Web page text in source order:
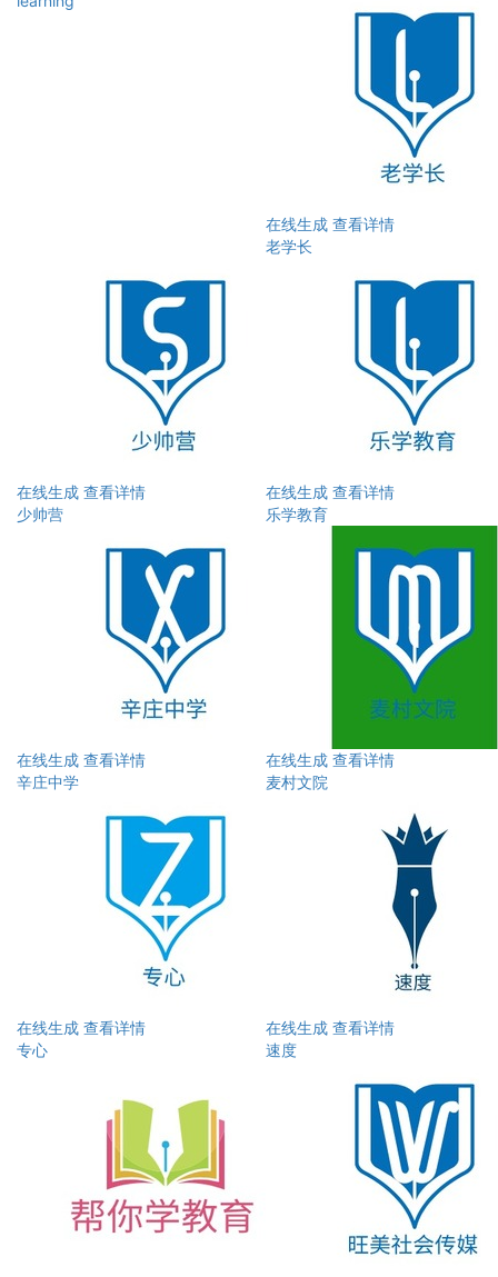
在线生成 查看详情
老学长
在线生成 查看详情
少帅营
在线生成 查看详情
乐学教育
在线生成 查看详情
辛庄中学
在线生成 查看详情
麦村文院
在线生成 查看详情
专心
在线生成 查看详情
速度